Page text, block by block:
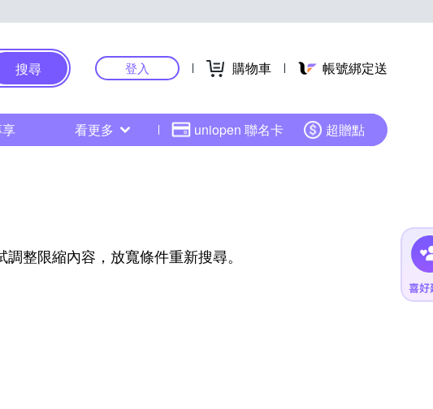
搜尋 登入 購物車 帳號綁定送
看更多 uniopen 聯名卡 超贈點
整限縮內容，放寬條件重新搜尋。